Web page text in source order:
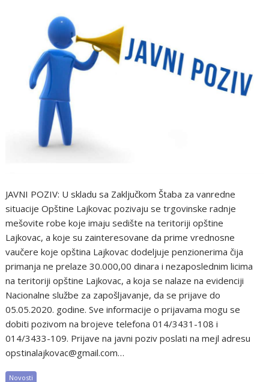
JAVNI POZIV: U skladu sa Zaključkom Štaba za vanredne
situacije Opštine Lajkovac pozivaju se trgovinske radnje
mešovite robe koje imaju sedište na teritoriji opštine
Lajkovac, a koje su zainteresovane da prime vrednosne
vaučere koje opština Lajkovac dodeljuje penzionerima čija
primanja ne prelaze 30.000,00 dinara i nezaposlednim licima
na teritoriji opštine Lajkovac, a koja se nalaze na evidenciji
Nacionalne službe za zapošljavanje, da se prijave do
05.05.2020. godine. Sve informacije o prijavama mogu se
dobiti pozivom na brojeve telefona 014/3431-108 i
014/3433-109. Prijave na javni poziv poslati na mejl adresu
opstinalajkovac@gmail.com…
Novosti